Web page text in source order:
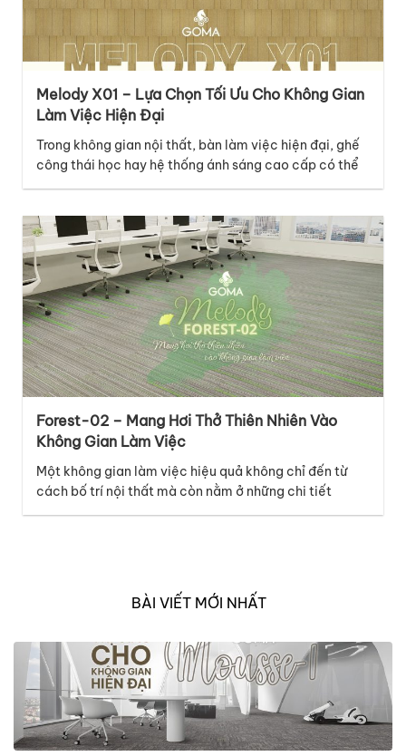
Melody X01 – Lựa Chọn Tối Ưu Cho Không Gian
Làm Việc Hiện Đại
Trong không gian nội thất, bàn làm việc hiện đại, ghế
công thái học hay hệ thống ánh sáng cao cấp có thể
là những điểm nhấn nổi bật, nhưng lớp nền dưới chân
Với thiết kế thuộc bộ sưu tập…
Forest-02 – Mang Hơi Thở Thiên Nhiên Vào
Không Gian Làm Việc
Một không gian làm việc hiệu quả không chỉ đến từ
cách bố trí nội thất mà còn nằm ở những chi tiết
tưởng chừng nhỏ như bề mặt sàn. Thuộc bộ sưu tập
BÀI VIẾT MỚI NHẤT